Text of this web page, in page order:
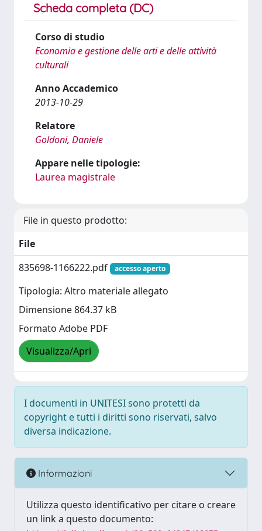
Scheda completa (DC)
Corso di studio
Economia e gestione delle arti e delle attività
culturali
Anno Accademico
2013-10-29
Relatore
Goldoni, Daniele
Appare nelle tipologie:
Laurea magistrale
File in questo prodotto:
File
835698-1166222.pdf
accesso aperto
Tipologia: Altro materiale allegato
Dimensione 864.37 kB
Formato Adobe PDF
Visualizza/Apri
I documenti in UNITESI sono protetti da
copyright e tutti i diritti sono riservati, salvo
diversa indicazione.
Informazioni
Utilizza questo identificativo per citare o creare
un link a questo documento: